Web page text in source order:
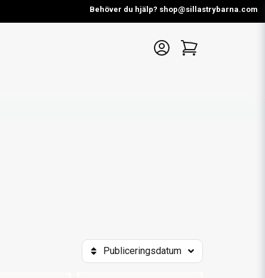
Behöver du hjälp? shop@sillastrybarna.com
Publiceringsdatum